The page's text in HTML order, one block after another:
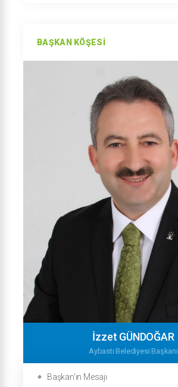
BAŞKAN KÖŞESI
İzzet GÜNDOĞAR
Aybastı Belediyesi Başkanı
Başkan'ın Mesajı